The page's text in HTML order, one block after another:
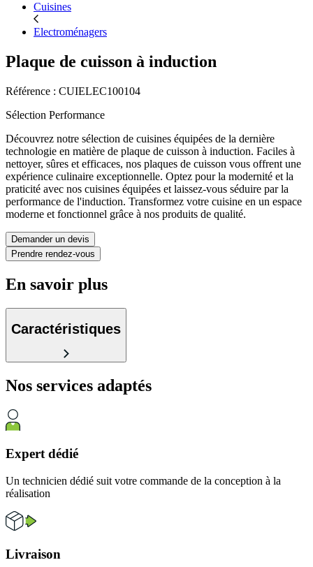
Cuisines
Electroménagers
Plaque de cuisson à induction
Référence : CUIELEC100104
Sélection Performance
Découvrez notre sélection de cuisines équipées de la dernière
technologie en matière de plaque de cuisson à induction. Faciles à
nettoyer, sûres et efficaces, nos plaques de cuisson vous offrent une
expérience culinaire exceptionnelle. Optez pour la modernité et la
praticité avec nos cuisines équipées et laissez-vous séduire par la
performance de l'induction. Transformez votre cuisine en un espace
moderne et fonctionnel grâce à nos produits de qualité.
Demander un devis
Prendre rendez-vous
En savoir plus
Caractéristiques
Nos services adaptés
Expert dédié
Un technicien dédié suit votre commande de la conception à la
réalisation
Livraison